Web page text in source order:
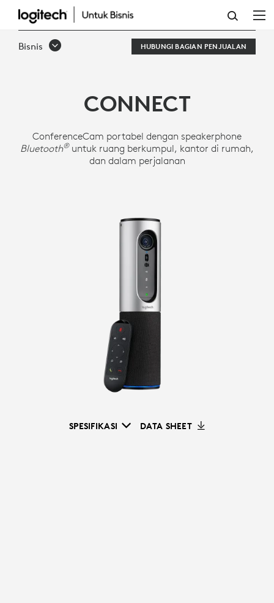
LOGITECH
CONFERENCECAM
Bisnis HUBUNGI BAGIAN PENJUALAN
CONNECT
ConferenceCam portabel dengan speakerphone
Bluetooth®untuk ruang berkumpul, kantor di rumah,
dan dalam perjalanan
SPESIFIKASI DATA SHEET